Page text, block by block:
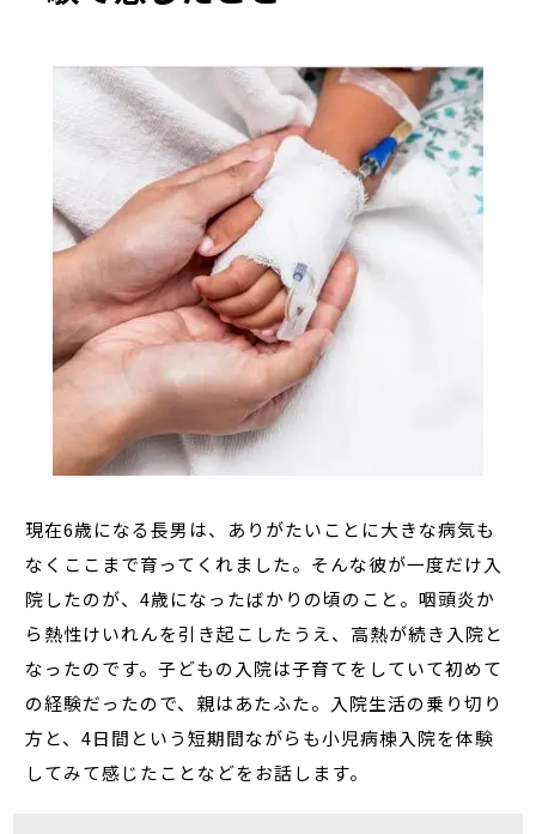
現在6歳になる長男は、ありがたいことに大きな病気も
なくここまで育ってくれました。そんな彼が一度だけ入
院したのが、4歳になったばかりの頃のこと。咽頭炎か
ら熱性けいれんを引き起こしたうえ、高熱が続き入院と
なったのです。子どもの入院は子育てをしていて初めて
の経験だったので、親はあたふた。入院生活の乗り切り
方と、4日間という短期間ながらも小児病棟入院を体験
してみて感じたことなどをお話します。